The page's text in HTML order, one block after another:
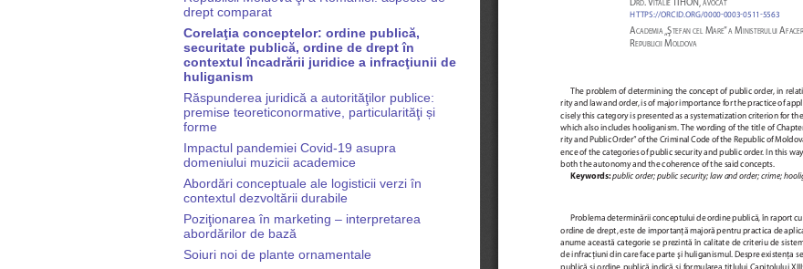
drept comparat
Corelaţia conceptelor: ordine publică,
securitate publică, ordine de drept în
contextul încadrării juridice a infracţiunii de
huliganism
Răspunderea juridică a autorităţilor publice:
premise teoreticonormative, particularităţi și
forme
Impactul pandemiei Covid-19 asupra
domeniului muzicii academice
Abordări conceptuale ale logisticii verzi în
contextul dezvoltării durabile
Poziţionarea în marketing – interpretarea
abordărilor de bază
Soiuri noi de plante ornamentale